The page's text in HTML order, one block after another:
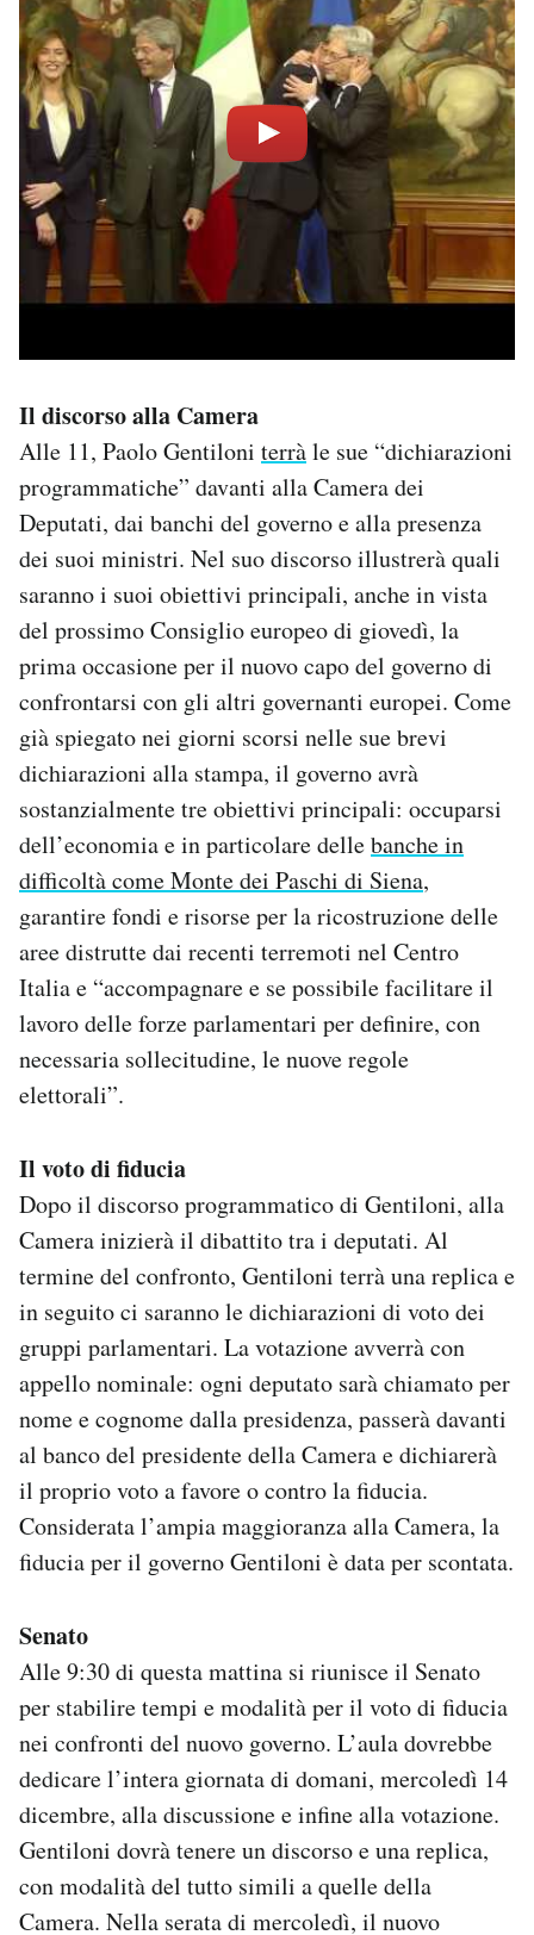
Il discorso alla Camera
Alle 11, Paolo Gentiloni terràle sue “dichiarazioni
programmatiche” davanti alla Camera dei
Deputati, dai banchi del governo e alla presenza
dei suoi ministri. Nel suo discorso illustrerà quali
saranno i suoi obiettivi principali, anche in vista
del prossimo Consiglio europeo di giovedì, la
prima occasione per il nuovo capo del governo di
confrontarsi con gli altri governanti europei. Come
già spiegato nei giorni scorsi nelle sue brevi
dichiarazioni alla stampa, il governo avrà
sostanzialmente tre obiettivi principali: occuparsi
dell’economia e in particolare dellebanche in
difficoltà come Monte dei Paschi di Siena,
garantire fondi e risorse per la ricostruzione delle
aree distrutte dai recenti terremoti nel Centro
Italia e “accompagnare e se possibile facilitare il
lavoro delle forze parlamentari per definire, con
necessaria sollecitudine, le nuove regole
elettorali”.
Il voto di fiducia
Dopo il discorso programmatico di Gentiloni, alla
Camera inizierà il dibattito tra i deputati. Al
termine del confronto, Gentiloni terrà una replica e
in seguito ci saranno le dichiarazioni di voto dei
gruppi parlamentari. La votazione avverrà con
appello nominale: ogni deputato sarà chiamato per
nome e cognome dalla presidenza, passerà davanti
al banco del presidente della Camera e dichiarerà
il proprio voto a favore o contro la fiducia.
Considerata l’ampia maggioranza alla Camera, la
fiducia per il governo Gentiloni è data per scontata.
Senato
Alle 9:30 di questa mattina si riunisce il Senato
per stabilire tempi e modalità per il voto di fiducia
nei confronti del nuovo governo. L’aula dovrebbe
dedicare l’intera giornata di domani, mercoledì 14
dicembre, alla discussione e infine alla votazione.
Gentiloni dovrà tenere un discorso e una replica,
con modalità del tutto simili a quelle della
Camera. Nella serata di mercoledì, il nuovo